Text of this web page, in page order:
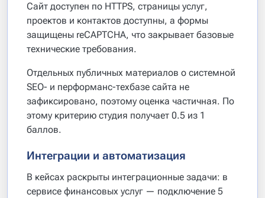
Сайт доступен по HTTPS, страницы услуг,
проектов и контактов доступны, а формы
защищены reCAPTCHA, что закрывает базовые
технические требования.
Отдельных публичных материалов о системной
SEO- и перформанс-техбазе сайта не
зафиксировано, поэтому оценка частичная. По
этому критерию студия получает 0.5 из 1
баллов.
Интеграции и автоматизация
В кейсах раскрыты интеграционные задачи: в
сервисе финансовых услуг — подключение 5